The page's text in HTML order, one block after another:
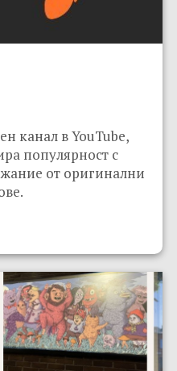
канал в YouTube,
популярност с
от оригинални